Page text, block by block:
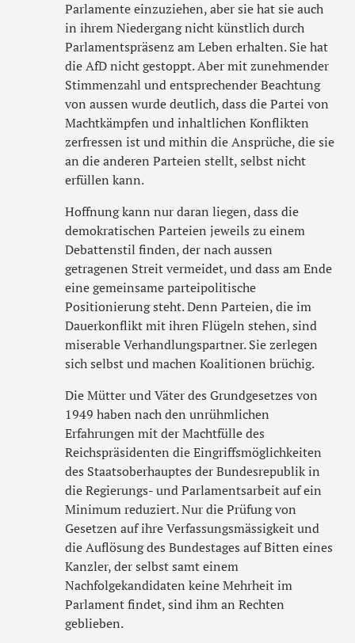
Parlamente einzuziehen, aber sie hat sie auch
in ihrem Niedergang nicht künstlich durch
Parlamentspräsenz am Leben erhalten. Sie hat
die AfD nicht gestoppt. Aber mit zunehmender
Stimmenzahl und entsprechender Beachtung
von aussen wurde deutlich, dass die Partei von
Machtkämpfen und inhaltlichen Konflikten
zerfressen ist und mithin die Ansprüche, die sie
an die anderen Parteien stellt, selbst nicht
erfüllen kann.
Hoffnung kann nur daran liegen, dass die
demokratischen Parteien jeweils zu einem
Debattenstil finden, der nach aussen
getragenen Streit vermeidet, und dass am Ende
eine gemeinsame parteipolitische
Positionierung steht. Denn Parteien, die im
Dauerkonflikt mit ihren Flügeln stehen, sind
miserable Verhandlungspartner. Sie zerlegen
sich selbst und machen Koalitionen brüchig.
Die Mütter und Väter des Grundgesetzes von
1949 haben nach den unrühmlichen
Erfahrungen mit der Machtfülle des
Reichspräsidenten die Eingriffsmöglichkeiten
des Staatsoberhauptes der Bundesrepublik in
die Regierungs- und Parlamentsarbeit auf ein
Minimum reduziert. Nur die Prüfung von
Gesetzen auf ihre Verfassungsmässigkeit und
die Auflösung des Bundestages auf Bitten eines
Kanzler, der selbst samt einem
Nachfolgekandidaten keine Mehrheit im
Parlament findet, sind ihm an Rechten
geblieben.